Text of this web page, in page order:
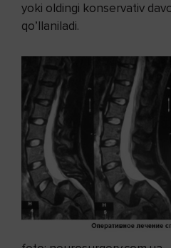
yoki oldingi konservativ
qo’llaniladi.